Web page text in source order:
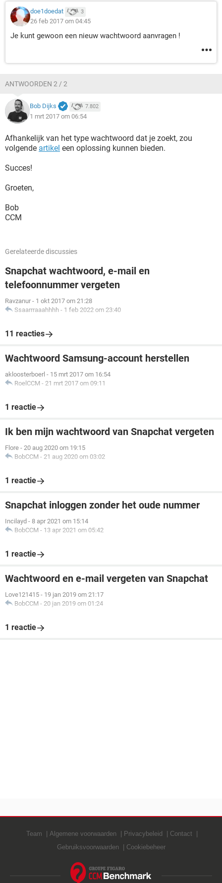
doe1doedat 3
26 feb 2017 om 04:45
Je kunt gewoon een nieuw wachtwoord aanvragen !
ANTWOORDEN 2 / 2
Bob Dijks 7.802
1 mrt 2017 om 06:54
Afhankelijk van het type wachtwoord dat je zoekt, zou
volgende artikel een oplossing kunnen bieden.
Succes!
Groeten,
Bob
CCM
Gerelateerde discussies
Snapchat wachtwoord, e-mail en
telefoonnummer vergeten
Ravzanur - 1 okt 2017 om 21:28
Ssaarrraaahhhh - 1 feb 2022 om 23:40
11 reacties
Wachtwoord Samsung-account herstellen
akloosterboerl - 15 mrt 2017 om 16:54
RoelCCM - 21 mrt 2017 om 09:11
1 reactie
Ik ben mijn wachtwoord van Snapchat vergeten
Flore - 20 aug 2020 om 19:15
BobCCM - 21 aug 2020 om 03:02
1 reactie
Snapchat inloggen zonder het oude nummer
Incilayd - 8 apr 2021 om 15:14
BobCCM - 13 apr 2021 om 05:42
1 reactie
Wachtwoord en e-mail vergeten van Snapchat
Love121415 - 19 jan 2019 om 21:17
BobCCM - 20 jan 2019 om 01:24
1 reactie
Team Algemene voorwaarden Privacybeleid
Contact
Gebruiksvoorwaarden
Cookiebeheer